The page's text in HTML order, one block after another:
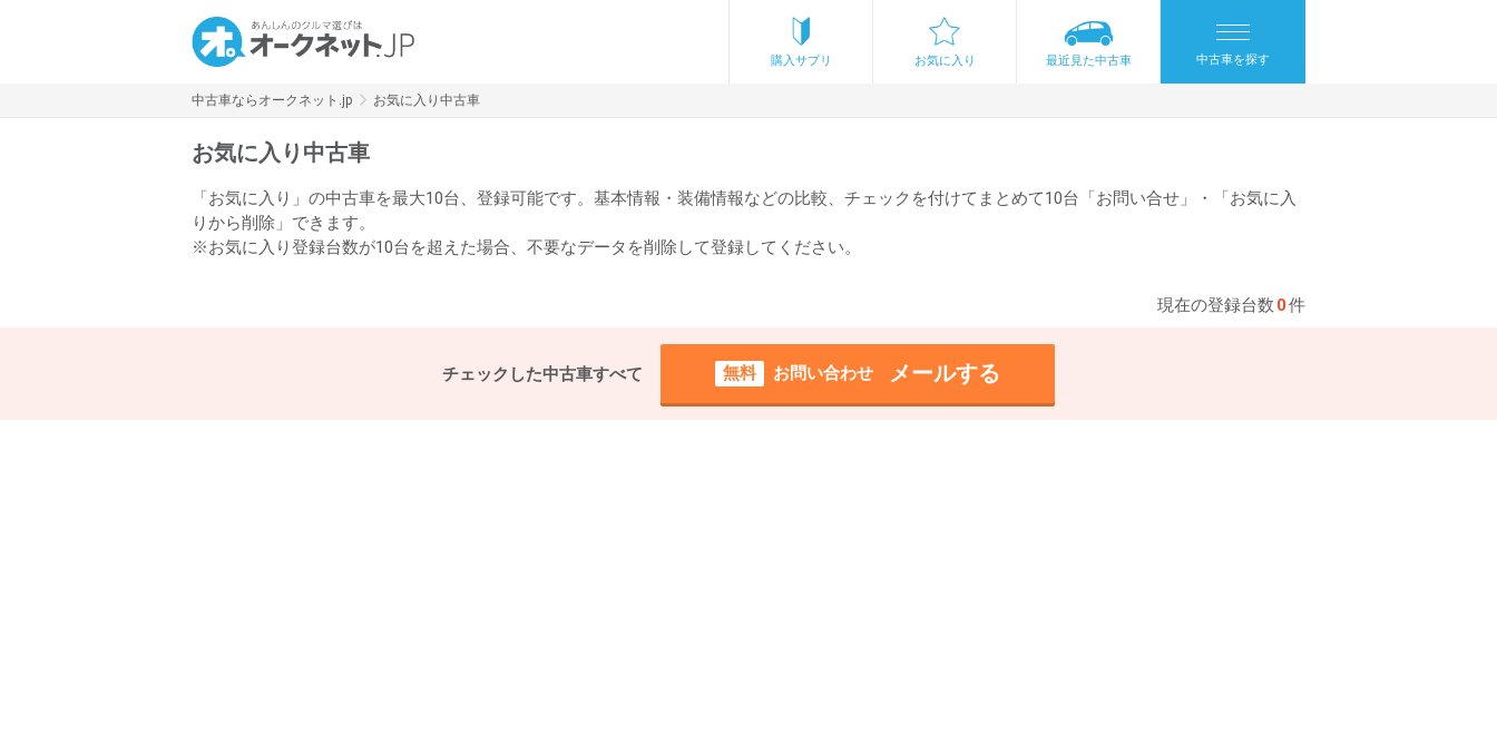
購入サプリ お気に入り 最近見た中古車 中古車を探す
中古車ならオークネット.jp お気に入り中古車
お気に入り中古車
「お気に入り」の中古車を最大10台、登録可能です。基本情報・装備情報などの比較、チェックを付けてまとめて10台「お問い合せ」・「お気に入
りから削除」できます。
※お気に入り登録台数が10台を超えた場合、不要なデータを削除して登録してください。
現在の登録台数 0件
チェックした中古車すべて 無料 お問い合わせ メールする